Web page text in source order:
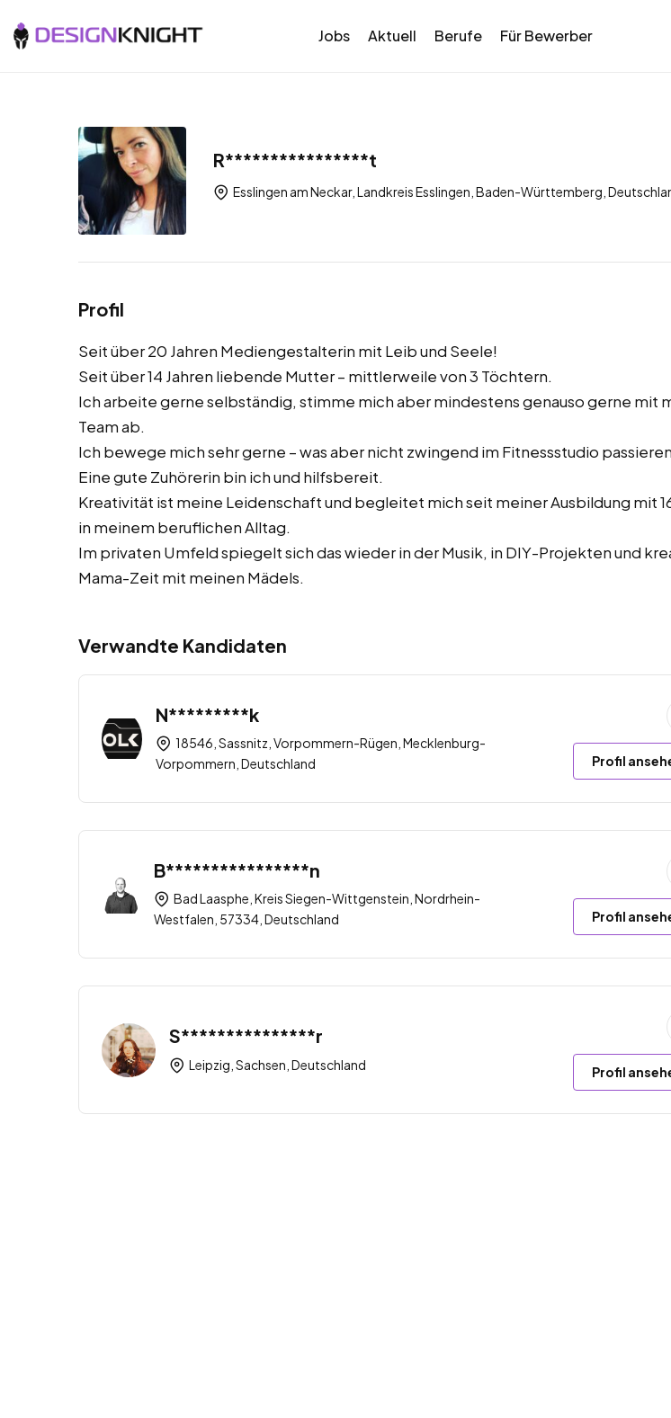
Jobs Aktuell Berufe Für Bewerber
R****************t
Esslingen am Neckar, Landkreis Esslingen, Baden-Württemberg,
Profil
Seit über 20 Jahren Mediengestalterin mit Leib und Seele!
Seit über 14 Jahren liebende Mutter – mittlerweile von 3 Töchtern.
Ich arbeite gerne selbständig, stimme mich aber mindestens genauso gerne mit
Team ab.
Ich bewege mich sehr gerne – was aber nicht zwingend im Fitnessstudio
Eine gute Zuhörerin bin ich und hilfsbereit.
Kreativität ist meine Leidenschaft und begleitet mich seit meiner Ausbildung mit
in meinem beruflichen Alltag.
Im privaten Umfeld spiegelt sich das wieder in der Musik, in DIY-Projekten und
Mama-Zeit mit meinen Mädels.
Verwandte Kandidaten
N*********k
18546, Sassnitz, Vorpommern-Rügen, Mecklenburg-
Vorpommern, Deutschland
Profil
B****************n
Bad Laasphe, Kreis Siegen-Wittgenstein, Nordrhein-
Westfalen, 57334, Deutschland
Profil
S***************r
Leipzig, Sachsen, Deutschland Profil